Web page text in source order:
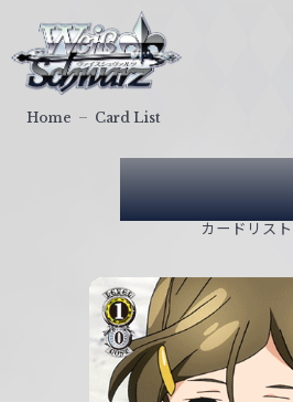
ァ
イ
Card
カードリスト
Home Card List